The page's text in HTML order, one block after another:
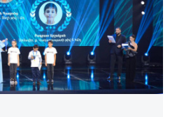
և Հերցեգովինա,
Դանիա, Եգիպտոս,
Իսլանդիա, Իսպանիա,
Լիխտենշտեյն,